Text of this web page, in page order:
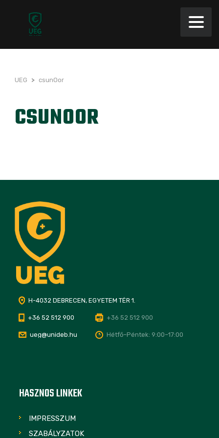
UEG > csunOor
CSUNOOR
H-4032 DEBRECEN, EGYETEM TÉR 1.
+36 52 512 900 +36 52 512 900
ueg@unideb.hu Hétfő–Péntek: 9:00–17:00
HASZNOS LINKEK
IMPRESSZUM
SZABÁLYZATOK